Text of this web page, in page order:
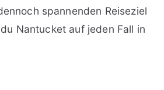
spannenden Reiseziel
Nantucket auf jeden Fall in